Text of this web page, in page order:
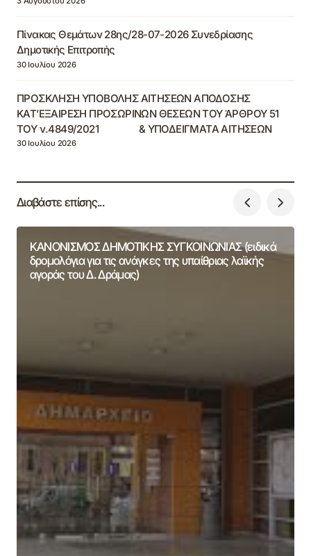
Πίνακας Θεμάτων 28ης/28-07-2026 Συνεδρίασης
Δημοτικής Επιτροπής
30 Ιουλίου 2026
ΠΡΟΣΚΛΗΣΗ ΥΠΟΒΟΛΗΣ ΑΙΤΗΣΕΩΝ ΑΠΟΔΟΣΗΣ
ΚΑΤ’ΕΞΑΙΡΕΣΗ ΠΡΟΣΩΡΙΝΩΝ ΘΕΣΕΩΝ ΤΟΥ ΆΡΘΡΟΥ 51
ΤΟΥ ν.4849/2021 & ΥΠΟΔΕΙΓΜΑΤΑ ΑΙΤΗΣΕΩΝ
30 Ιουλίου 2026
Διαβάστε επίσης...
ΚΑΝΟΝΙΣΜΟΣ ΔΗΜΟΤΙΚΗΣ ΣΥΓΚΟΙΝΩΝΙΑΣ (ειδικά
δρομολόγια για τις ανάγκες της υπαίθριας λαϊκής
αγοράς του Δ. Δράμας)